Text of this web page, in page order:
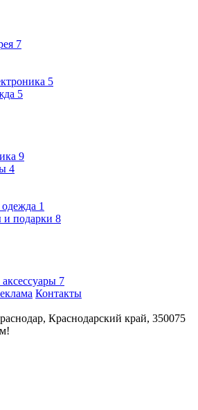
7
5
5
9
4
1
и подарки 8
7
Контакты
Краснодарский край, 350075